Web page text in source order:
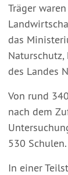
Träger
das
des Landes
Von rund
nach dem
530 Schulen.
In einer